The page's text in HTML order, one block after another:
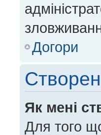
Догори
Як мені
Для того